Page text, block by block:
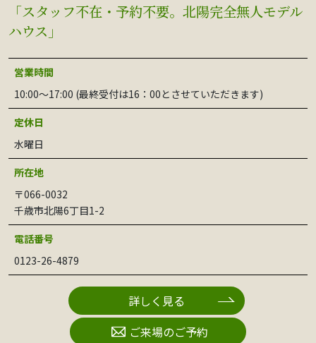
「スタッフ不在・予約不要。北陽完全無人モデル
ハウス」
営業時間
10:00〜17:00 (最終受付は16：00とさせていただきます)
定休日
水曜日
所在地
〒066-0032
千歳市北陽6丁目1-2
電話番号
0123-26-4879
詳しく見る
ご来場のご予約